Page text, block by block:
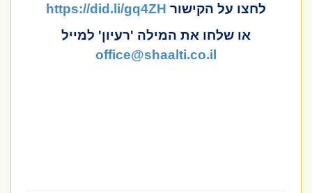
לחצו על הקישורhttps://did.li/gq4ZH
או שלחו את המילה 'רעיון' למייל
office@shaalti.co.il